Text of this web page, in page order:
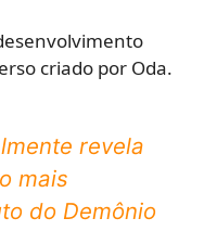
criado por Oda.
revela
mais
do Demônio